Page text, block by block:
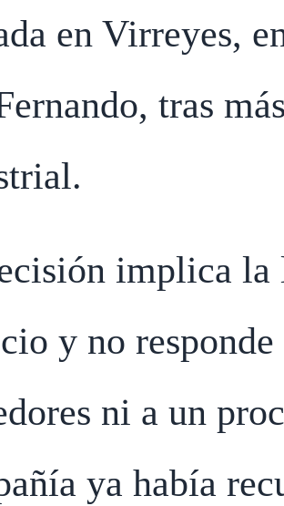
en Virreyes,
tras
implica
y no
ni a un
ya había